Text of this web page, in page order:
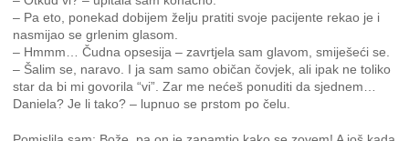
– Pa eto, ponekad dobijem želju pratiti svoje pacijente rekao je i
nasmijao se grlenim glasom.
– Hmmm… Čudna opsesija – zavrtjela sam glavom, smiješeći se.
– Šalim se, naravo. I ja sam samo običan čovjek, ali ipak ne toliko
star da bi mi govorila “vi”. Zar me nećeš ponuditi da sjednem…
Daniela? Je li tako? – lupnuo se prstom po čelu.